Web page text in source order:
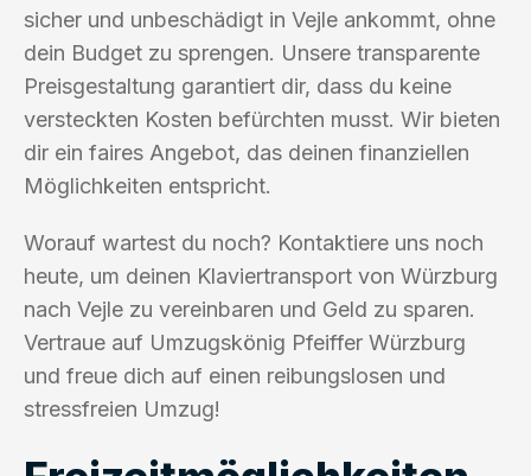
sicher und unbeschädigt in Vejle ankommt, ohne
dein Budget zu sprengen. Unsere transparente
Preisgestaltung garantiert dir, dass du keine
versteckten Kosten befürchten musst. Wir bieten
dir ein faires Angebot, das deinen finanziellen
Möglichkeiten entspricht.
Worauf wartest du noch? Kontaktiere uns noch
heute, um deinen Klaviertransport von Würzburg
nach Vejle zu vereinbaren und Geld zu sparen.
Vertraue auf Umzugskönig Pfeiffer Würzburg
und freue dich auf einen reibungslosen und
stressfreien Umzug!